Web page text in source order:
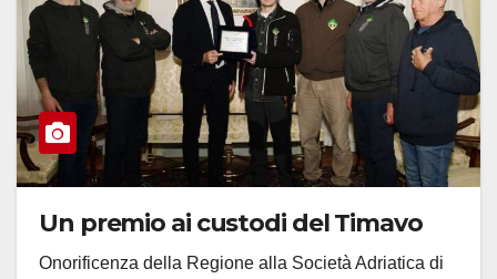
Un premio ai custodi del Timavo
Onorificenza della Regione alla Società Adriatica di